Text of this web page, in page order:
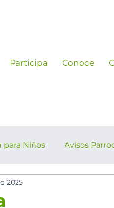
Participa Conoce
para Niños Avisos
Parroquiales
2025